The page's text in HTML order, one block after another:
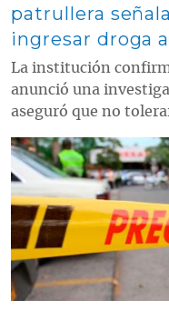
patrullera
ingresar droga
La institución
anunció una
aseguró que no
Contenido multimedia